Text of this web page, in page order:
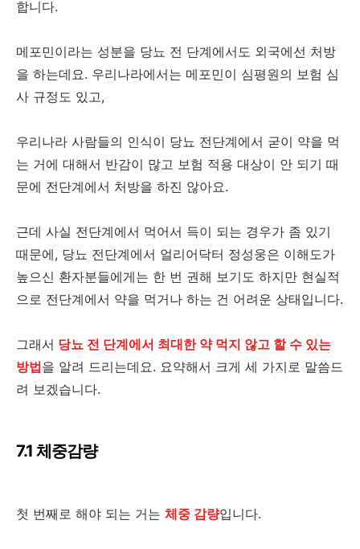
합니다.
메포민이라는 성분을 당뇨 전 단계에서도 외국에선 처방
을 하는데요. 우리나라에서는 메포민이 심평원의 보험 심
사 규정도 있고,
우리나라 사람들의 인식이 당뇨 전단계에서 굳이 약을 먹
는 거에 대해서 반감이 많고 보험 적용 대상이 안 되기 때
문에 전단계에서 처방을 하진 않아요.
근데 사실 전단계에서 먹어서 득이 되는 경우가 좀 있기
때문에, 당뇨 전단계에서 얼리어닥터 정성웅은 이해도가
높으신 환자분들에게는 한 번 권해 보기도 하지만 현실적
으로 전단계에서 약을 먹거나 하는 건 어려운 상태입니다.
그래서 당뇨 전 단계에서 최대한 약 먹지 않고 할 수 있는
방법을 알려 드리는데요. 요약해서 크게 세 가지로 말씀드
려 보겠습니다.
7.1 체중감량
첫 번째로 해야 되는 거는 체중 감량입니다.